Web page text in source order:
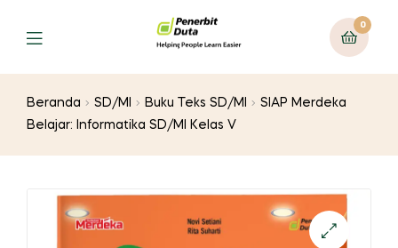
Menu
0
Beranda SD/MI Buku Teks SD/MI
SIAP Merdeka
Belajar: Informatika SD/MI Kelas V